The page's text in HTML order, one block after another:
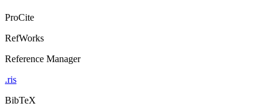
ProCite
RefWorks
Reference Manager
.ris
BibTeX